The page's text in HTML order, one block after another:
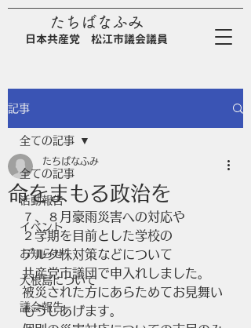
たちばなふみ
日本共産党 松江市議会議員
記事
全ての記事
活動報告
イベント
お知らせ
大根島について
議会報告
全ての記事
命をまもる政治を
たちばなふみ
７、８月豪雨災害への対応や
２学期を目前とした学校の
デルタ株対策などについて
共産党市議団で申入れしました。
被災された方にあらためてお見舞い
もうしあげます。